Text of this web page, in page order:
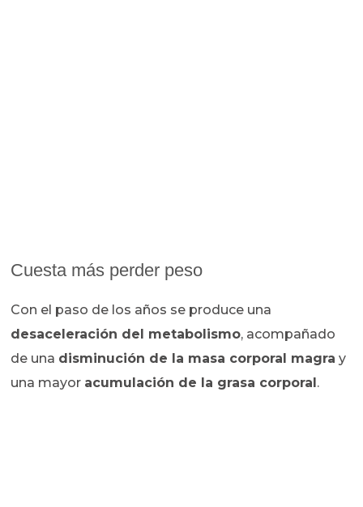
Cuesta más perder peso
Con el paso de los años se produce una
desaceleración del metabolismo, acompañado
de una disminución de la masa corporal magra y
una mayor acumulación de la grasa corporal .